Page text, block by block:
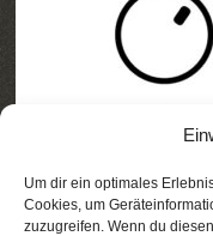
Um dir ein optimales
Cookies, um
zuzugreifen. Wenn du